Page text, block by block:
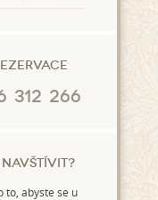
312 266
to, abyste se u